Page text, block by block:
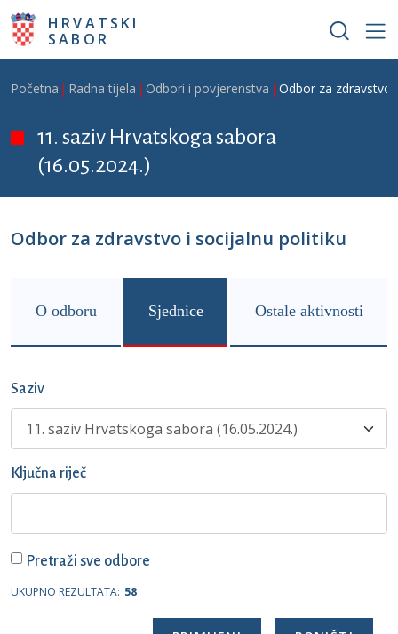
Skoči na glavni sadržaj
HRVATSKI
SABOR
Breadcrumb
Početna Radna tijela Odbori i povjerenstva Odbor za zdravstvo
11. saziv Hrvatskoga sabora
(16.05.2024.)
Odbor za zdravstvo i socijalnu politiku
O odboru Sjednice Ostale aktivnosti
Saziv
Ključna riječ
Pretraži sve odbore
UKUPNO REZULTATA: 58